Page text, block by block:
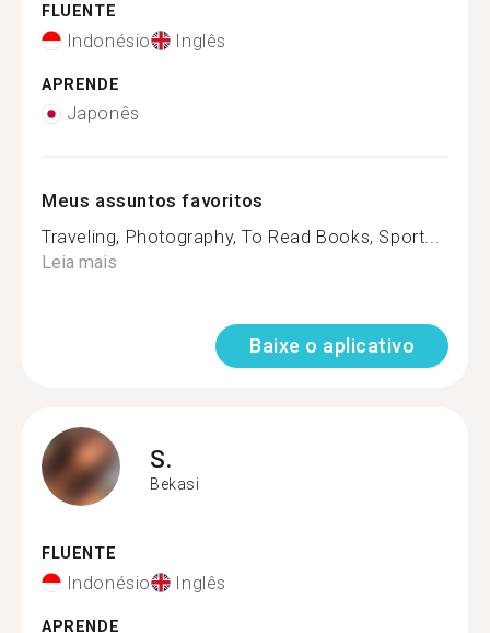
FLUENTE
Indonésio Inglês
APRENDE
Japonês
Meus assuntos favoritos
Traveling, Photography, To Read Books, Sport...
Leia mais
Baixe o aplicativo
S.
Bekasi
FLUENTE
Indonésio Inglês
APRENDE